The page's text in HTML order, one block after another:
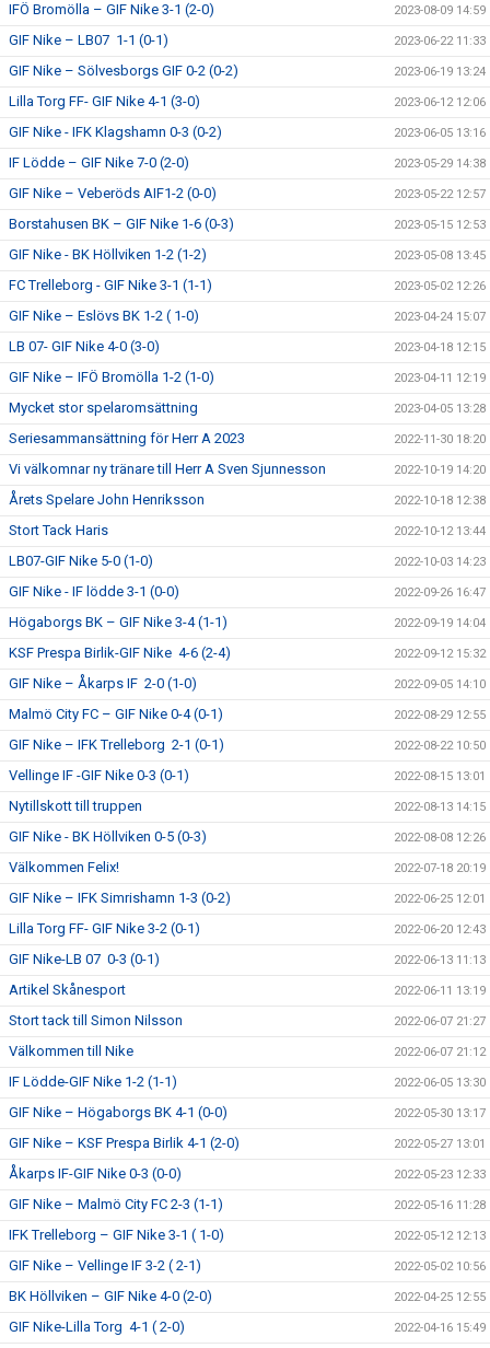
IFÖ Bromölla – GIF Nike 3-1 (2-0) 2023-08-09 14:59
GIF Nike – LB07 1-1 (0-1) 2023-06-22 11:33
GIF Nike – Sölvesborgs GIF 0-2 (0-2) 2023-06-19 13:24
Lilla Torg FF- GIF Nike 4-1 (3-0) 2023-06-12 12:06
GIF Nike - IFK Klagshamn 0-3 (0-2) 2023-06-05 13:16
IF Lödde – GIF Nike 7-0 (2-0) 2023-05-29 14:38
GIF Nike – Veberöds AIF1-2 (0-0) 2023-05-22 12:57
Borstahusen BK – GIF Nike 1-6 (0-3) 2023-05-15 12:53
GIF Nike - BK Höllviken 1-2 (1-2) 2023-05-08 13:45
FC Trelleborg - GIF Nike 3-1 (1-1) 2023-05-02 12:26
GIF Nike – Eslövs BK 1-2 ( 1-0) 2023-04-24 15:07
LB 07- GIF Nike 4-0 (3-0) 2023-04-18 12:15
GIF Nike – IFÖ Bromölla 1-2 (1-0) 2023-04-11 12:19
Mycket stor spelaromsättning 2023-04-05 13:28
Seriesammansättning för Herr A 2023 2022-11-30 18:20
Vi välkomnar ny tränare till Herr A Sven Sjunnesson 2022-10-19 14:20
Årets Spelare John Henriksson 2022-10-18 12:38
Stort Tack Haris 2022-10-12 13:44
LB07-GIF Nike 5-0 (1-0) 2022-10-03 14:23
GIF Nike - IF lödde 3-1 (0-0) 2022-09-26 16:47
Högaborgs BK – GIF Nike 3-4 (1-1) 2022-09-19 14:04
KSF Prespa Birlik-GIF Nike 4-6 (2-4) 2022-09-12 15:32
GIF Nike – Åkarps IF 2-0 (1-0) 2022-09-05 14:10
Malmö City FC – GIF Nike 0-4 (0-1) 2022-08-29 12:55
GIF Nike – IFK Trelleborg 2-1 (0-1) 2022-08-22 10:50
Vellinge IF -GIF Nike 0-3 (0-1) 2022-08-15 13:01
Nytillskott till truppen 2022-08-13 14:15
GIF Nike - BK Höllviken 0-5 (0-3) 2022-08-08 12:26
Välkommen Felix! 2022-07-18 20:19
GIF Nike – IFK Simrishamn 1-3 (0-2) 2022-06-25 12:01
Lilla Torg FF- GIF Nike 3-2 (0-1) 2022-06-20 12:43
GIF Nike-LB 07 0-3 (0-1) 2022-06-13 11:13
Artikel Skånesport 2022-06-11 13:19
Stort tack till Simon Nilsson 2022-06-07 21:27
Välkommen till Nike 2022-06-07 21:12
IF Lödde-GIF Nike 1-2 (1-1) 2022-06-05 13:30
GIF Nike – Högaborgs BK 4-1 (0-0) 2022-05-30 13:17
GIF Nike – KSF Prespa Birlik 4-1 (2-0) 2022-05-27 13:01
Åkarps IF-GIF Nike 0-3 (0-0) 2022-05-23 12:33
GIF Nike – Malmö City FC 2-3 (1-1) 2022-05-16 11:28
IFK Trelleborg – GIF Nike 3-1 ( 1-0) 2022-05-12 12:13
GIF Nike – Vellinge IF 3-2 ( 2-1) 2022-05-02 10:56
BK Höllviken – GIF Nike 4-0 (2-0) 2022-04-25 12:55
GIF Nike-Lilla Torg 4-1 ( 2-0) 2022-04-16 15:49